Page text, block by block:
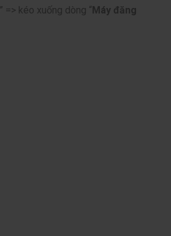
” => kéo xuống dòng “ Máy đăng